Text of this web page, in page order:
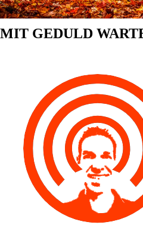
MIT GEDULD